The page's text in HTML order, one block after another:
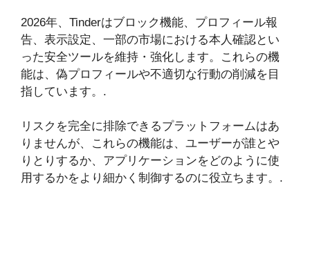
2026年、Tinderはブロック機能、プロフィール報
告、表示設定、一部の市場における本人確認とい
った安全ツールを維持・強化します。これらの機
能は、偽プロフィールや不適切な行動の削減を目
指しています。.
リスクを完全に排除できるプラットフォームはあ
りませんが、これらの機能は、ユーザーが誰とや
りとりするか、アプリケーションをどのように使
用するかをより細かく制御するのに役立ちます。.